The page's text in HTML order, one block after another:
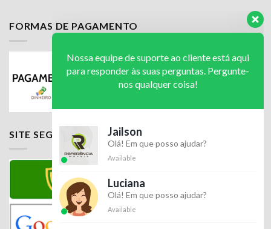
FORMAS DE PAGAMENTO
SITE SEGURO
Nossa equipe de suporte ao cliente está aqui
para responder às suas perguntas. Pergunte-
nos qualquer coisa!
Jailson
Olá! Em que posso ajudar?
Available
Luciana
Olá! Em que posso ajudar?
Available